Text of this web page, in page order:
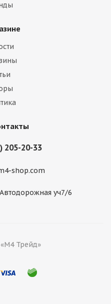
205-20-33
shop.com
уч7/6
Трейд»